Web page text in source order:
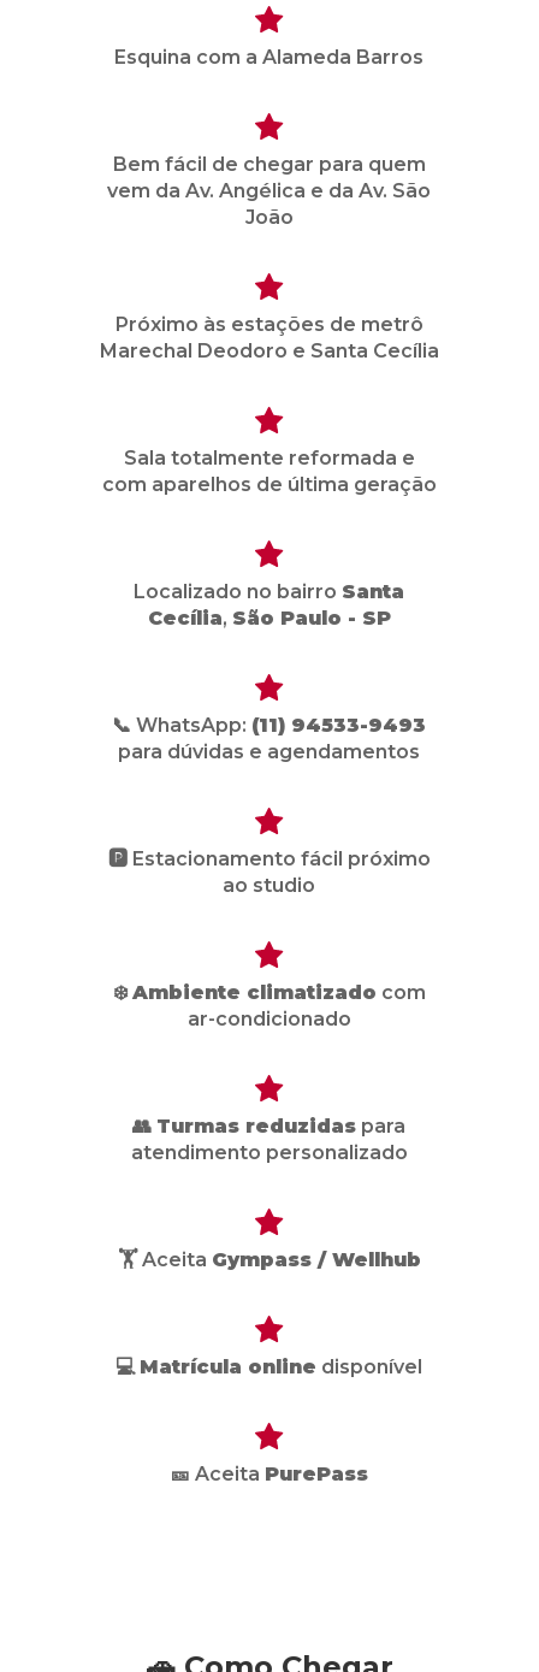
Esquina com a Alameda Barros
Bem fácil de chegar para quem
vem da Av. Angélica e da Av. São
João
Próximo às estações de metrô
Marechal Deodoro e Santa Cecília
Sala totalmente reformada e
com aparelhos de última geração
Localizado no bairro Santa
Cecília, São Paulo - SP
📞 WhatsApp: (11) 94533-9493
para dúvidas e agendamentos
🅿️ Estacionamento fácil próximo
ao studio
❄️Ambiente climatizado com
ar-condicionado
👥 Turmas reduzidas para
atendimento personalizado
🏋️ Aceita Gympass / Wellhub
💻 Matrícula online disponível
🎫 Aceita PurePass